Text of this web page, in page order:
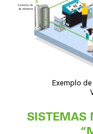
Exemplo
SISTEMAS